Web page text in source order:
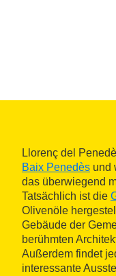
Llorenç del
Baix Penedès und
das überwiegend
Tatsächlich ist die
Olivenöle
Gebäude der
berühmten
Außerdem findet
interessante